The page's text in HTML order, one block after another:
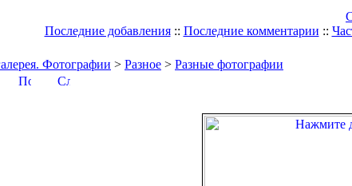
Последние добавления:: Последние комментарии ::
Фотографии > Разное > Разные фотографии